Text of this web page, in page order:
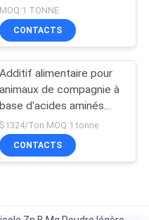
saupoudrent la minute de
40%
MOQ:1 TONNE
CONTACTS
Additif alimentaire pour
animaux de compagnie à
base d'acides aminés
organiques d'origine
animale
$1324/Ton MOQ:1 tonne
CONTACTS